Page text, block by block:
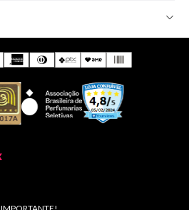
IMPORTANTE!